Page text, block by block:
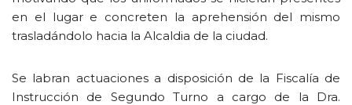
en el lugar e concreten la aprehensión del mismo
trasladándolo hacia la Alcaldia de la ciudad.
Se labran actuaciones a disposición de la Fiscalía de
Instrucción de Segundo Turno a cargo de la Dra.